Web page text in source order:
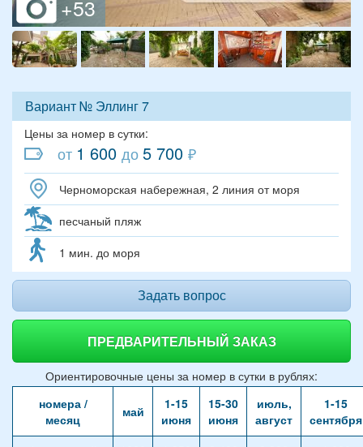
Вариант № Эллинг 7
Цены за номер в сутки:
от 1 600 до5 700 ₽
Черноморская набережная, 2 линия от моря
песчаный пляж
1 мин. до моря
Задать вопрос
ПРЕДВАРИТЕЛЬНЫЙ ЗАКАЗ
Ориентировочные цены за номер в сутки в рублях:
номера /
месяц
май
1-15
июня
15-30
июня
июль,
август
1-15
сентября